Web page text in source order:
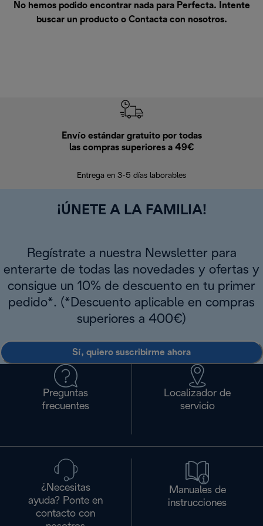
No hemos podido encontrar nada para Perfecta. Intente
buscar un producto o Contacta con nosotros.
Envío estándar gratuito por todas
las compras superiores a 49€
Entrega en 3-5 días laborables
¡ÚNETE A LA FAMILIA!
Regístrate a nuestra Newsletter para
enterarte de todas las novedades y ofertas y
consigue un 10% de descuento en tu primer
pedido*. (*Descuento aplicable en compras
superiores a 400€)
Sí, quiero suscribirme ahora
Preguntas
frecuentes
Localizador de
servicio
¿Necesitas
ayuda? Ponte en
contacto con
Manuales de
instrucciones